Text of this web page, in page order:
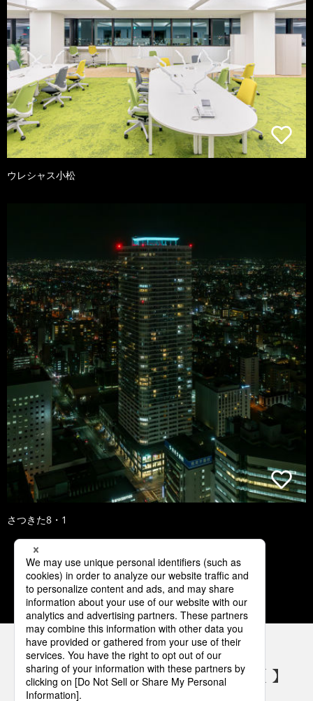
ウレシャス小松
さつきた8・1
1 2 3 4 5
パナソニックの電気設備 SNSアカウント